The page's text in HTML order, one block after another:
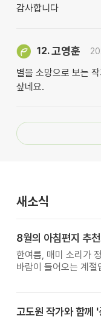
감사합니다
12.고영훈
별을 소망으로 보는
샆네요.
새소식
8월의 아침편지 추
한여름, 매미 소리가
바람이 들어오는 계절
고도원 작가와 함께